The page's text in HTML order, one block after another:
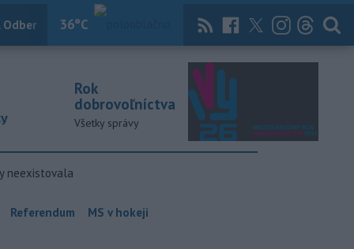
36°C
Odber Knihy Magazín News Now Archív
Rok
dobrovoľníctva
Všetky správy
neexistovala
Referendum MS v hokeji